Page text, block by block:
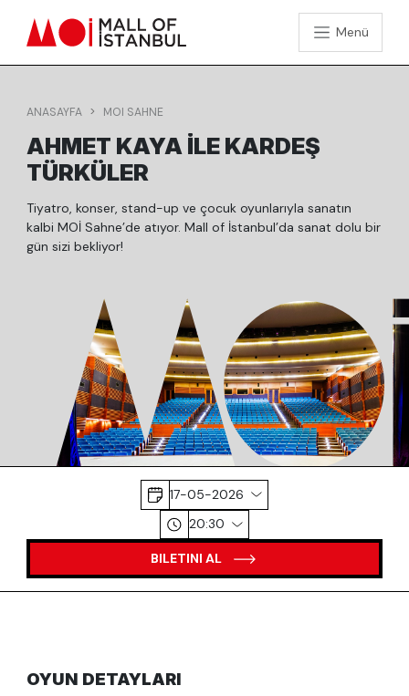
Menü
ANASAYFA MOI SAHNE
AHMET KAYA İLE KARDEŞ
TÜRKÜLER
Tiyatro, konser, stand-up ve çocuk oyunlarıyla sanatın
kalbi MOİ Sahne’de atıyor. Mall of İstanbul’da sanat dolu bir
gün sizi bekliyor!
17-05-2026
20:30
BILETINI AL
OYUN DETAYLARI